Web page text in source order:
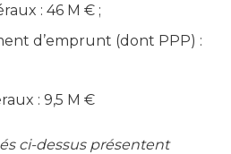
: 46 M € ;
d’emprunt (dont PPP) :
: 9,5 M €
ci-dessus présentent